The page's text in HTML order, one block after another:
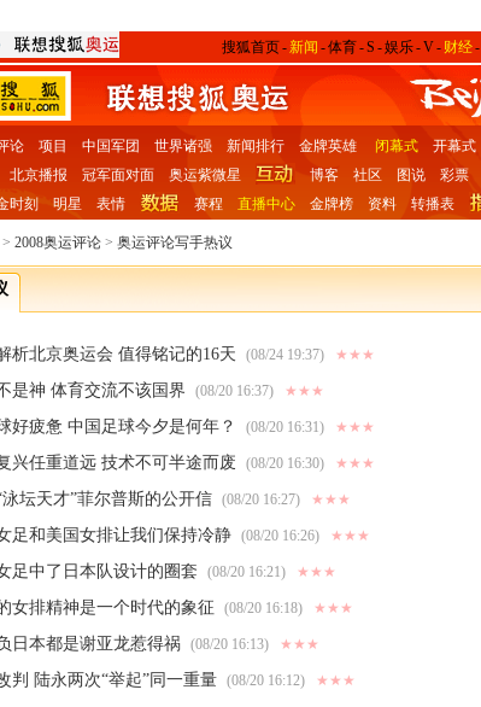
搜狐首页- 新闻 -体育-S -娱乐-V- 财经-
论 项目 中国军团 世界诸强 新闻排行 金牌英雄 闭幕式 开幕式
北京播报 冠军面对面 奥运紫微星 博客 社区 图说 彩票
时刻 明星 表情 赛程 直播中心 金牌榜 资料 转播表
> 2008奥运评论 > 奥运评论写手热议
析北京奥运会 值得铭记的16天 (08/24 19:37) ★★★
是神 体育交流不该国界 (08/20 16:37) ★★★
好疲惫 中国足球今夕是何年？ (08/20 16:31) ★★★
兴任重道远 技术不可半途而废 (08/20 16:30) ★★★
坛天才”菲尔普斯的公开信 (08/20 16:27) ★★★
足和美国女排让我们保持冷静 (08/20 16:26) ★★★
足中了日本队设计的圈套 (08/20 16:21) ★★★
女排精神是一个时代的象征 (08/20 16:18) ★★★
日本都是谢亚龙惹得祸 (08/20 16:13) ★★★
判 陆永两次“举起”同一重量 (08/20 16:12) ★★★